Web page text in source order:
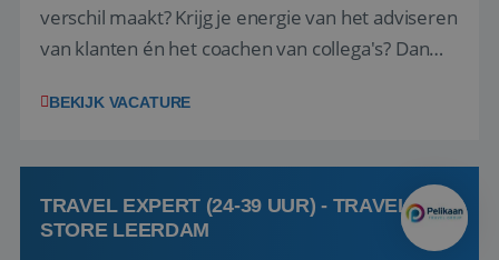
verschil maakt? Krijg je energie van het adviseren
van klanten én het coachen van collega's? Dan
(onderdeel van Pelikaan Travel Group) zoeken
team het reisbureau verder...
BEKIJK VACATURE
TRAVEL EXPERT (24-39 UUR) - TRAVEL
STORE LEERDAM